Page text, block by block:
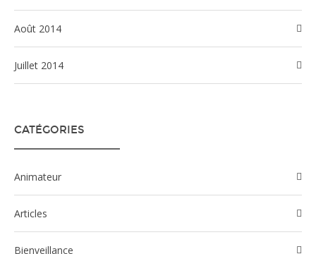
août 2014
juillet 2014
CATÉGORIES
Animateur
Articles
Bienveillance